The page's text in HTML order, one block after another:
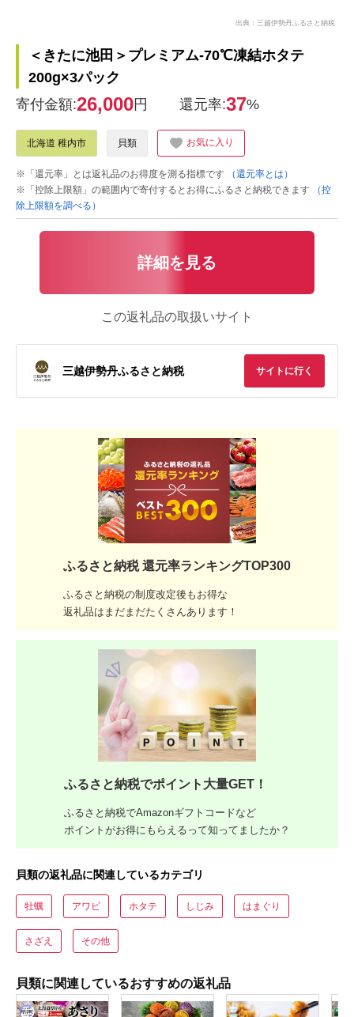
出典：三越伊勢丹ふるさと納税
＜きたに池田＞プレミアム-70℃凍結ホタテ
200g×3パック
寄付金額:26,000円 還元率:37%
北海道 稚内市 貝類 お気に入り
※「還元率」とは返礼品のお得度を測る指標です
（還元率とは）
※「控除上限額」の範囲内で寄付するとお得にふるさと納税できます
（控
除上限額を調べる）
詳細を見る
この返礼品の取扱いサイト
三越伊勢丹ふるさと納税 サイトに行く
ふるさと納税 還元率ランキングTOP300
ふるさと納税の制度改定後もお得な
返礼品はまだまだたくさんあります！
ふるさと納税でポイント大量GET！
ふるさと納税でAmazonギフトコードなど
ポイントがお得にもらえるって知ってましたか？
貝類の返礼品に関連しているカテゴリ
牡蠣 アワビ ホタテ しじみ はまぐり
さざえ その他
貝類に関連しているおすすめの返礼品